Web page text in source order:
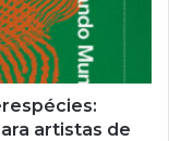
artistas de